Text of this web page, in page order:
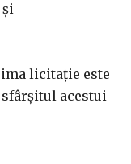
şi
licitaţie este
sfârşitul acestui